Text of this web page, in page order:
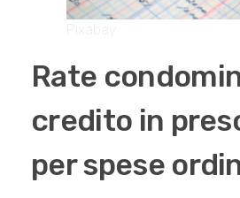
Rate
credito in
per spese